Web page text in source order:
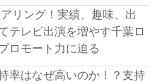
リング！実績、趣味、出
テレビ出演を増やす千葉ロ
ロモート力に迫る
率はなぜ高いのか！？支持